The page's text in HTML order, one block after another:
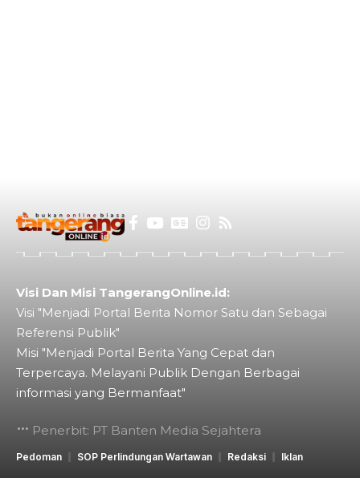
Visi Dan Misi TangerangOnline.id:
Visi "Menjadi Portal Berita Nomor Satu dan Sebagai
Referensi Publik"
Misi "Menjadi Portal Berita Yang Cepat dan
Terpercaya. Melayani Publik Dengan Berbagai
informasi yang Bermanfaat"
Penerbit: PT Banten Media Sejahtera
Pedoman SOP Perlindungan Wartawan Redaksi Iklan